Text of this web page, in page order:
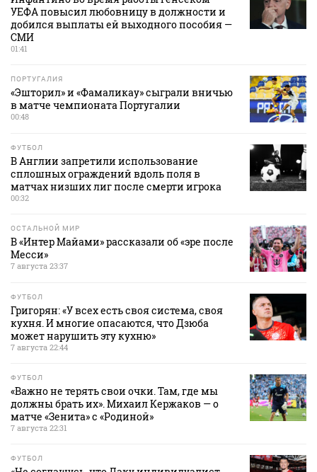
УЕФА повысил любовницу в должности и
добился выплаты ей выходного пособия —
СМИ
01:41
ПОРТУГАЛИЯ
«Эшторил» и «Фамаликау» сыграли вничью
в матче чемпионата Португалии
00:48
ФУТБОЛ
В Англии запретили использование
сплошных ограждений вдоль поля в
матчах низших лиг после смерти игрока
00:32
ОСТАЛЬНОЙ МИР
В «Интер Майами» рассказали об «эре после
Месси»
7 августа 23:37
ФУТБОЛ
Григорян: «У всех есть своя система, своя
кухня. И многие опасаются, что Дзюба
может нарушить эту кухню»
7 августа 22:44
ФУТБОЛ
«Важно не терять свои очки. Там, где мы
должны брать их». Михаил Кержаков — о
матче «Зенита» с «Родиной»
7 августа 22:31
ФУТБОЛ